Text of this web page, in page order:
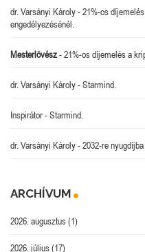
dr. Varsányi Károly-21%-os
engedélyezésénél.
Mesterlövész-21%-os díjemelés a
dr. Varsányi Károly-Starmind.
Inspirátor-Starmind.
dr. Varsányi Károly-2032-re
ARCHÍVUM
2026. augusztus(1)
2026. július(17)